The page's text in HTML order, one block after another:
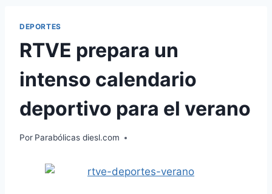
DEPORTES
RTVE prepara un
intenso calendario
deportivo para el verano
Por Parabólicas diesl.com